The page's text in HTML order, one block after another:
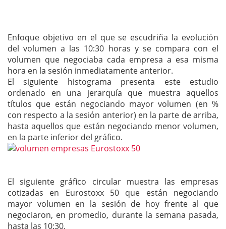
Enfoque objetivo en el que se escudriña la evolución
del volumen a las 10:30 horas y se compara con el
volumen que negociaba cada empresa a esa misma
hora en la sesión inmediatamente anterior.
El siguiente histograma presenta este estudio
ordenado en una jerarquía que muestra aquellos
títulos que están negociando mayor volumen (en %
con respecto a la sesión anterior) en la parte de arriba,
hasta aquellos que están negociando menor volumen,
en la parte inferior del gráfico.
El siguiente gráfico circular muestra las empresas
cotizadas en Eurostoxx 50 que están negociando
mayor volumen en la sesión de hoy frente al que
negociaron, en promedio, durante la semana pasada,
hasta las 10:30.